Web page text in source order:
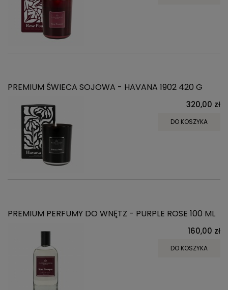
PREMIUM ŚWIECA SOJOWA - HAVANA 1902 420 G
320,00 zł
DO KOSZYKA
PREMIUM PERFUMY DO WNĘTZ - PURPLE ROSE 100 ML
160,00 zł
DO KOSZYKA